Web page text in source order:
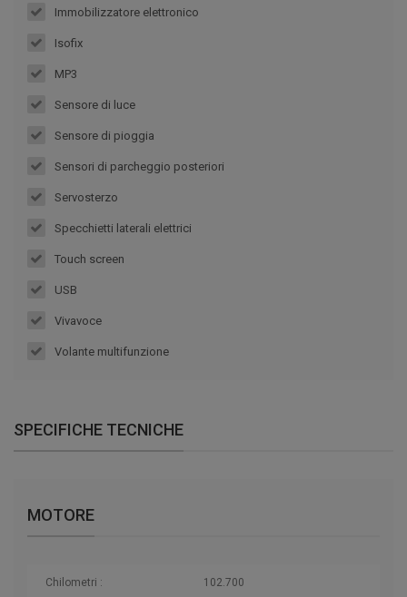
Immobilizzatore elettronico
Isofix
MP3
Sensore di luce
Sensore di pioggia
Sensori di parcheggio posteriori
Servosterzo
Specchietti laterali elettrici
Touch screen
USB
Vivavoce
Volante multifunzione
SPECIFICHE TECNICHE
MOTORE
Chilometri : 102.700